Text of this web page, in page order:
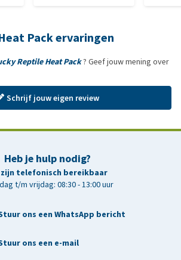
Pack ervaringen
Reptile Heat Pack? Geef jouw mening over
Schrijf jouw eigen review
Heb je hulp nodig?
zijn telefonisch bereikbaar
t/m vrijdag: 08:30 - 13:00 uur
ons een WhatsApp bericht
ons een e-mail